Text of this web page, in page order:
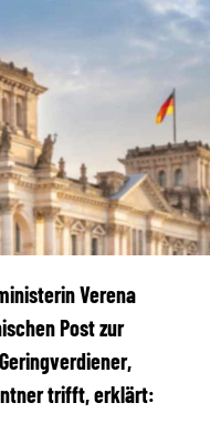
Verena
Post zur
trifft, erklärt: